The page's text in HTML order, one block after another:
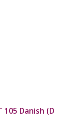
Danish (D